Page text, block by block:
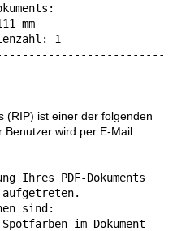
mm
1
(RIP) ist einer der fol­gen­den
Benutzer wird per E-Mail
Ihres PDF-Doku­ments
sind:
im Dokument